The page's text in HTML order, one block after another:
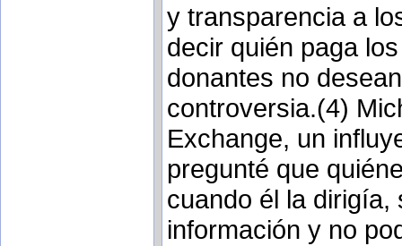
y transparencia a
decir quién paga
donantes no
controversia.(4)
Exchange, un
pregunté que
cuando él la dirigía,
información y no